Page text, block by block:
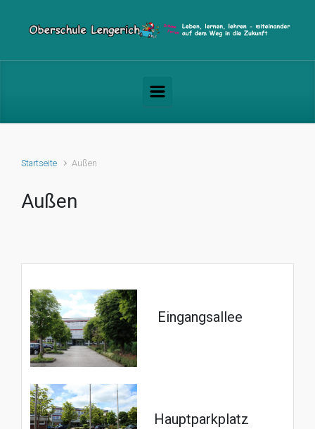
Startseite Außen
Außen
Eingangsallee
Hauptparkplatz